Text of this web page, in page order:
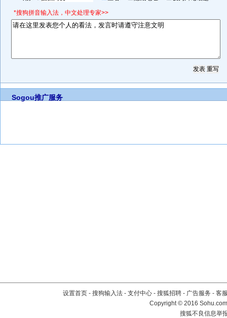
*搜狗拼音输入法，中文处理专家>>
Sogou推广服务
设置首页 - 搜狗输入法 - 支付中心 - 搜狐招聘 - 广告服务 - 客
Copyright©2016
搜狐不良信息举